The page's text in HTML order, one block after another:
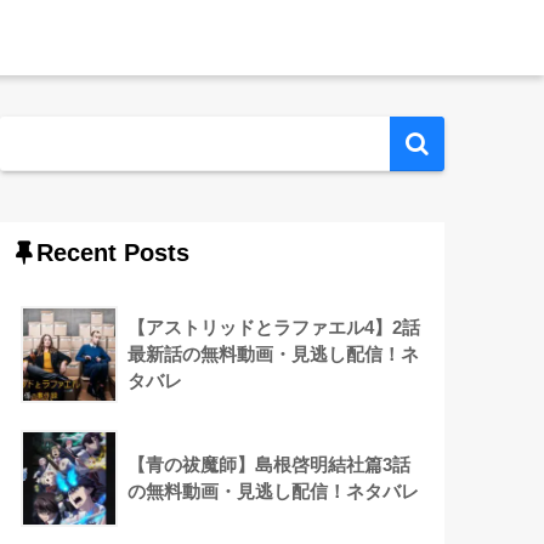
Recent Posts
【アストリッドとラファエル4】2話
最新話の無料動画・見逃し配信！ネ
タバレ
【青の祓魔師】島根啓明結社篇3話
の無料動画・見逃し配信！ネタバレ